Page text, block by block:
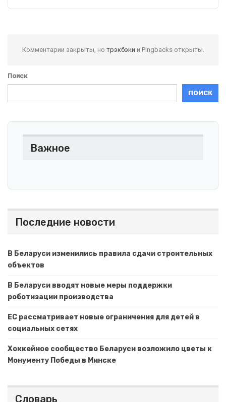
Комментарии закрыты, но трэкбэки и Pingbacks открыты.
Поиск
ПОИСК
Важное
Последние новости
В Беларуси изменились правила сдачи строительных
объектов
В Беларуси вводят новые меры поддержки
роботизации производства
ЕС рассматривает новые ограничения для детей в
социальных сетях
Хоккейное сообщество Беларуси возложило цветы к
Монументу Победы в Минске
Словарь